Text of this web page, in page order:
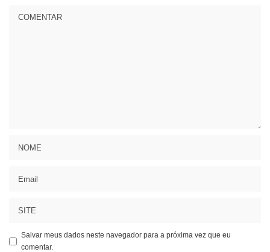
Salvar meus dados neste navegador para a próxima vez que eu
comentar.